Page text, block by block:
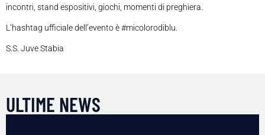
incontri, stand espositivi, giochi, momenti di preghiera.
L’hashtag ufficiale dell’evento è #micolorodiblu.
S.S. Juve Stabia
ULTIME NEWS